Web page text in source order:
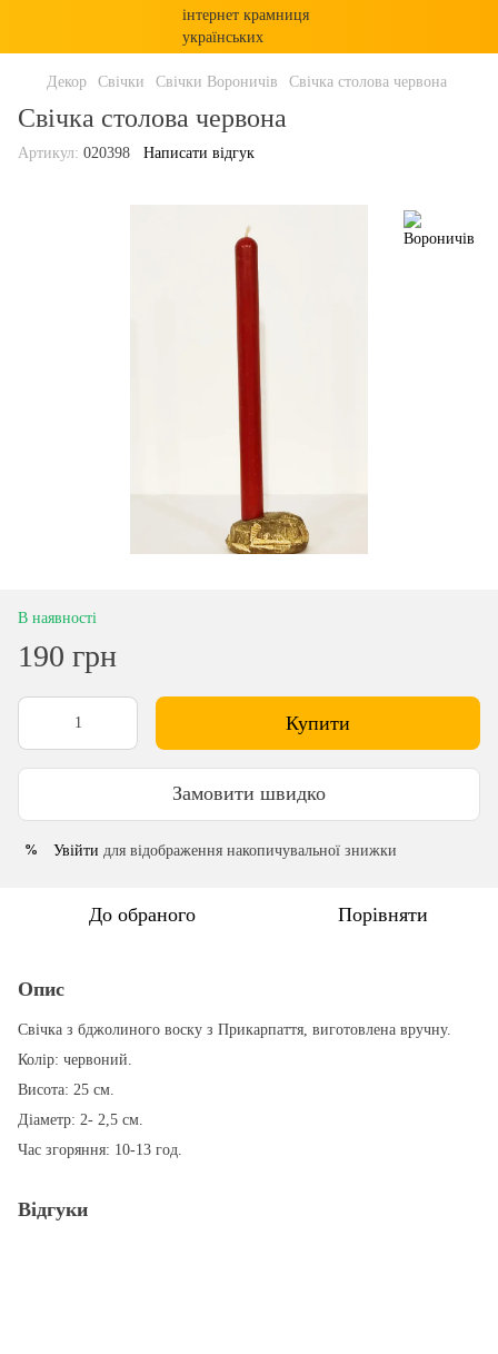
Декор Свічки Свічки Вороничів Свічка столова червона
Свічка столова червона
Артикул: 020398 Написати відгук
В наявності
190 грн
Купити
Замовити швидко
% Увійти для відображення накопичувальної знижки
До обраного Порівняти
Опис
Свічка з бджолиного воску з Прикарпаття, виготовлена вручну.
Колір: червоний.
Висота: 25 см.
Діаметр: 2- 2,5 см.
Час згоряння: 10-13 год.
Відгуки